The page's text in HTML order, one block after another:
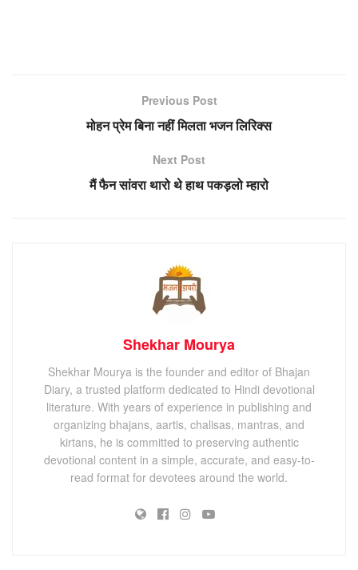
Previous Post
मोहन प्रेम बिना नहीं मिलता भजन लिरिक्स
Next Post
मैं फैन सांवरा थारो थे हाथ पकड़लो म्हारो
Shekhar Mourya
Shekhar Mourya is the founder and editor of Bhajan
Diary, a trusted platform dedicated to Hindi devotional
literature. With years of experience in publishing and
organizing bhajans, aartis, chalisas, mantras, and
kirtans, he is committed to preserving authentic
devotional content in a simple, accurate, and easy-to-
read format for devotees around the world.